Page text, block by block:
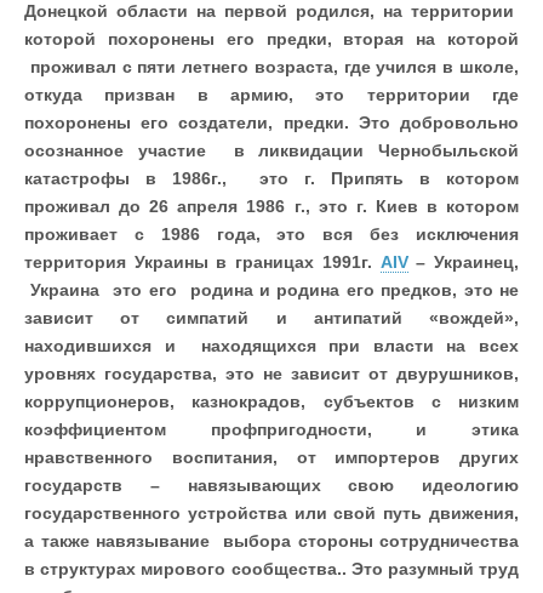
Донецкой области на первой родился, на территории
которой похоронены его предки, вторая на которой
проживал с пяти летнего возраста, где учился в школе,
откуда призван в армию, это территории где
похоронены его создатели, предки. Это добровольно
осознанное участие в ликвидации Чернобыльской
катастрофы в 1986г., это г. Припять в котором
проживал до 26 апреля 1986 г., это г. Киев в котором
проживает с 1986 года, это вся без исключения
территория Украины в границах 1991г. AIV– Украинец,
Украина это его родина и родина его предков, это не
зависит от симпатий и антипатий «вождей»,
находившихся и находящихся при власти на всех
уровнях государства, это не зависит от двурушников,
коррупционеров, казнокрадов, субъектов с низким
коэффициентом профпригодности, и этика
нравственного воспитания, от импортеров других
государств – навязывающих свою идеологию
государственного устройства или свой путь движения,
а также навязывание выбора стороны сотрудничества
в структурах мирового сообщества.. Это разумный труд